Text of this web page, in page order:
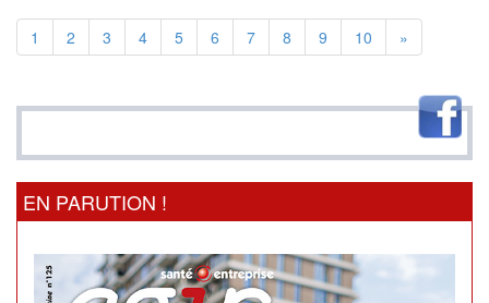
1 2 3 4 5 6 7 8 9 10 »
EN PARUTION !